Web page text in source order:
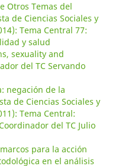
Otros Temas del
de Ciencias Sociales y
Tema Central 77:
y salud
sexuality and
del TC Servando
negación de la
de Ciencias Sociales y
Tema Central:
del TC Julio
para la acción
en el análisis